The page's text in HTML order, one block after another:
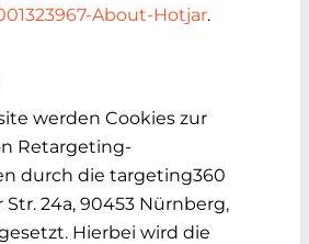
About-Hotjar.
werden Cookies zur
Retargeting-
durch die targeting360
24a, 90453 Nürnberg,
Hierbei wird die